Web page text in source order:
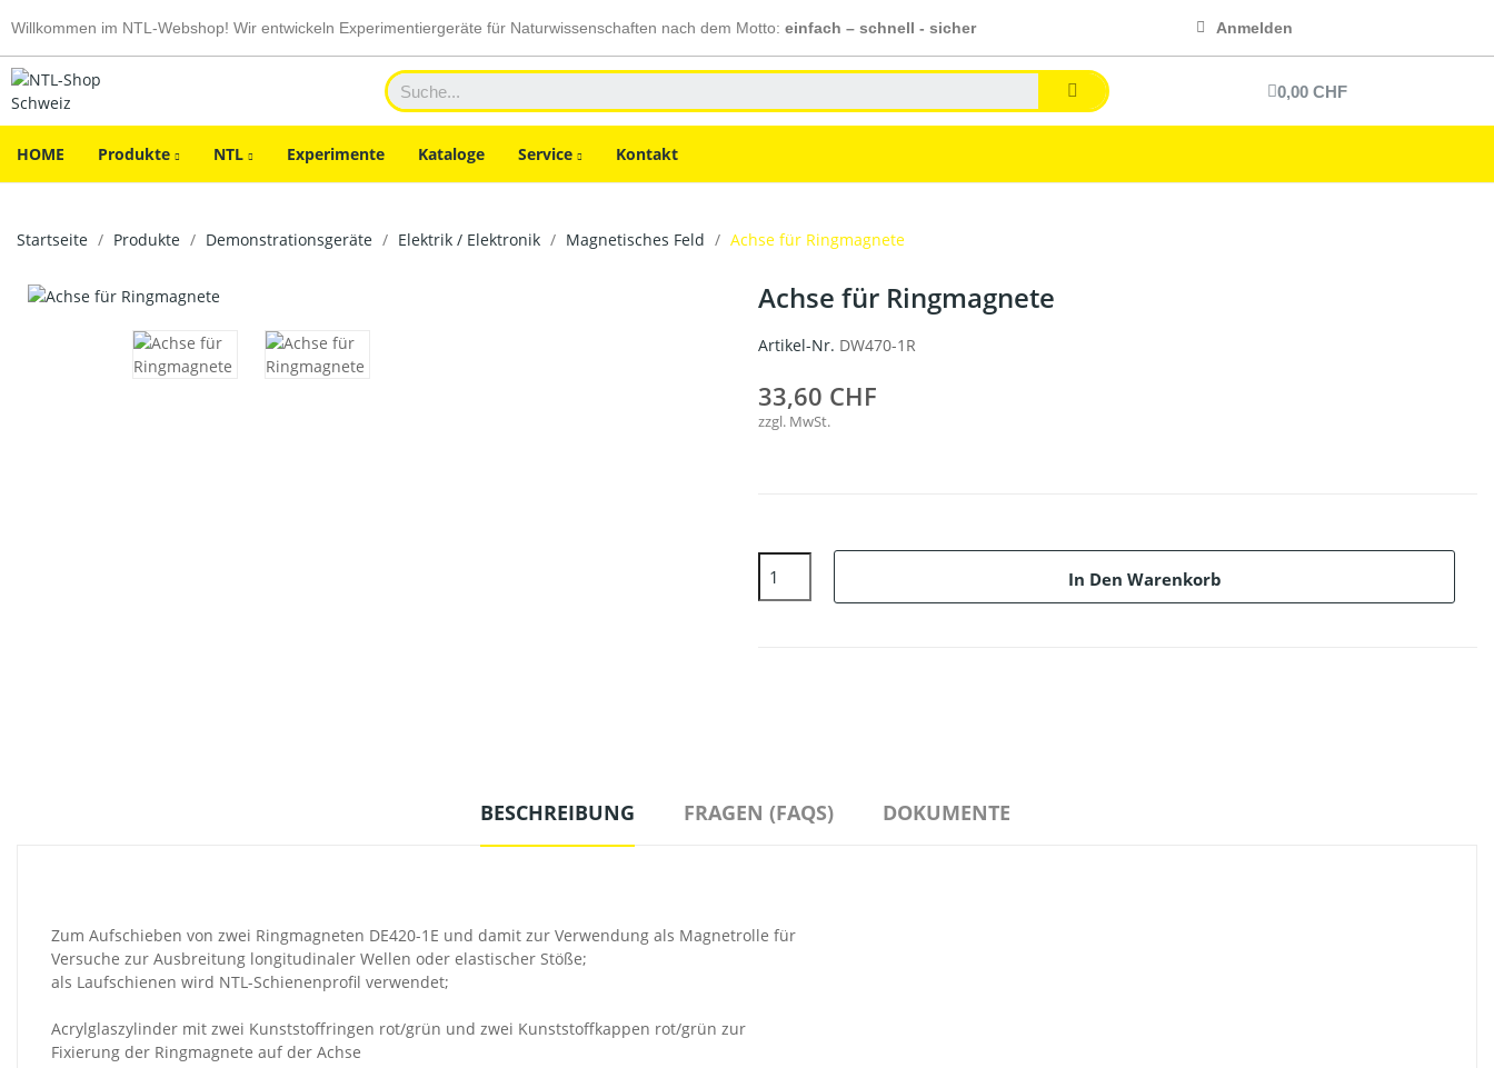
Willkommen im NTL-Webshop! Wir entwickeln Experimentiergeräte für Naturwissenschaften nach dem Motto: einfach – schnell - sicher Anmelden
0,00 CHF
HOME Produkte NTL Experimente Kataloge Service Kontakt
Startseite Produkte Demonstrationsgeräte Elektrik / Elektronik Magnetisches Feld Achse für Ringmagnete
Achse für Ringmagnete
Artikel-Nr. DW470-1R
33,60 CHF
zzgl. MwSt.
In Den Warenkorb
BESCHREIBUNG FRAGEN (FAQS) DOKUMENTE
Zum Aufschieben von zwei Ringmagneten DE420-1E und damit zur Verwendung als Magnetrolle für
Versuche zur Ausbreitung longitudinaler Wellen oder elastischer Stöße;
als Laufschienen wird NTL-Schienenprofil verwendet;
Acrylglaszylinder mit zwei Kunststoffringen rot/grün und zwei Kunststoffkappen rot/grün zur
Fixierung der Ringmagnete auf der Achse